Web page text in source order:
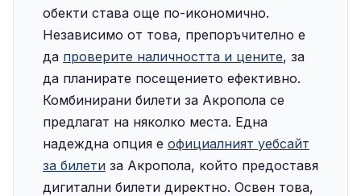
обекти става още по-икономично.
Независимо от това, препоръчително е
да проверите наличността и цените, за
да планирате посещението ефективно.
Комбинирани билети за Акропола се
предлагат на няколко места. Една
надеждна опция е официалният уебсайт
за билети за Акропола, който предоставя
дигитални билети директно. Освен това,